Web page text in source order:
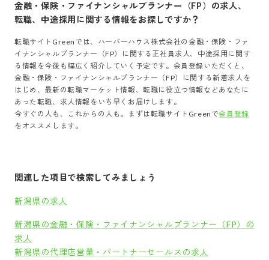
金融・保険・ファイナンシャルプランナー（FP） の求人、
転職、中途採用に関する情報をお探しですか？
転職サイトGreenでは、 ハーバーハウス株式会社の金融・保険・ファ
イナンシャルプランナー（FP）
に関する正社員求人、中途採用に関す
る情報を今後も幅広く紹介していく予定です。会員登録いただくと、
金融・保険・ファイナンシャルプランナー（FP）
に関する新着求人を
はじめ、最新の転職マーケット情報、転職に役立つ情報などあなたに
あった転職、求人情報をいち早くお届けします。
今すぐの人も、これからの人も。まずは転職サイトGreenで会員登録
をオススメします。
関連した項目で検索してみましょう
新潟県の求人
新潟県の金融・保険・ファイナンシャルプランナー（FP）の
求人
新潟県の代理店営業・パートナーセールスの求人